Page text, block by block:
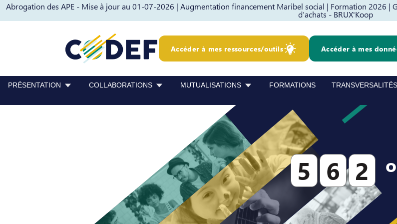
Abrogation des APE - Mise à jour au 01-07-2026 | Augmentation financement Maribel social | Formation 2026 |
d’achats - BRUX'Koop
Passer au contenu Passer au pied de page
Accéder à mes ressources/outils Accéder à mes
PRÉSENTATION COLLABORATIONS MUTUALISATIONS FORMATIONS TRANSVERSALITÉS
5 6 2